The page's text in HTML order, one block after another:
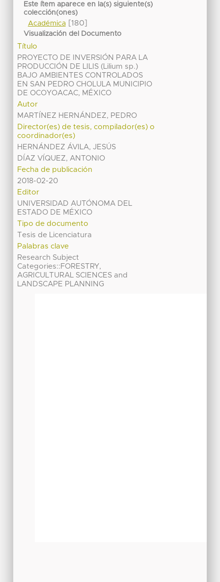
Este ítem aparece en la(s) siguiente(s)
colección(ones)
Académica[180]
Visualización del Documento
Título
PROYECTO DE INVERSIÓN PARA LA
PRODUCCIÓN DE LILIS (Lilium sp.)
BAJO AMBIENTES CONTROLADOS
EN SAN PEDRO CHOLULA MUNICIPIO
DE OCOYOACAC, MÉXICO
Autor
MARTÍNEZ HERNÁNDEZ, PEDRO
Director(es) de tesis, compilador(es) o
coordinador(es)
HERNÁNDEZ ÁVILA, JESÚS
DÍAZ VÍQUEZ, ANTONIO
Fecha de publicación
2018-02-20
Editor
UNIVERSIDAD AUTÓNOMA DEL
ESTADO DE MÉXICO
Tipo de documento
Tesis de Licenciatura
Palabras clave
Research Subject
Categories::FORESTRY,
AGRICULTURAL SCIENCES and
LANDSCAPE PLANNING